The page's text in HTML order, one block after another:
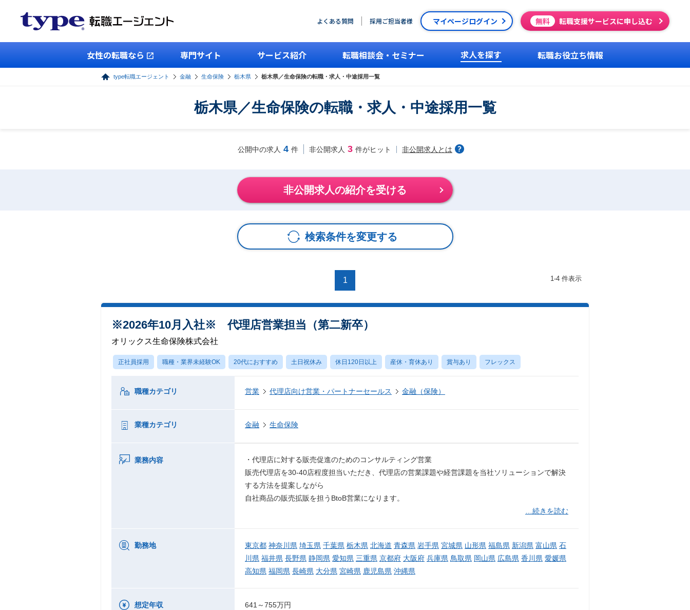
よくある質問 採用ご担当者様 マイページログイン 無料 転職支援サービスに申し込む
女性の転職なら 専門サイト サービス紹介 転職相談会・セミナー 求人を探す 転職お役立ち情報
type転職エージェント 金融 生命保険 栃木県 栃木県／生命保険の転職・求人・中途採用一覧
栃木県／生命保険の転職・求人・中途採用一覧
公開中の求人 4 件 非公開求人 3 件がヒット 非公開求人とは
非公開求人の紹介を受ける
検索条件を変更する
1 1-4 件表示
※2026年10月入社※ 代理店営業担当（第二新卒）
オリックス生命保険株式会社
正社員採用 職種・業界未経験OK 20代におすすめ 土日祝休み 休日120日以上 産休・育休あり 賞与あり フレックス
職種カテゴリ 営業 代理店向け営業・パートナーセールス 金融（保険）
業種カテゴリ 金融 生命保険
業務内容
・代理店に対する販売促進のためのコンサルティング営業
販売代理店を30-40店程度担当いただき、代理店の営業課題や経営課題を当社ソリューションで解決
する方法を提案しながら
自社商品の販売拡販を担うBtoB営業になります。
…続きを読む
勤務地 東京都 神奈川県 埼玉県 千葉県 栃木県 北海道 青森県 岩手県 宮城県 山形県 福島県 新潟県 富山県 石
川県 福井県 長野県 静岡県 愛知県 三重県 京都府 大阪府 兵庫県 鳥取県 岡山県 広島県 香川県 愛媛県
高知県 福岡県 長崎県 大分県 宮崎県 鹿児島県 沖縄県
想定年収 641～755万円